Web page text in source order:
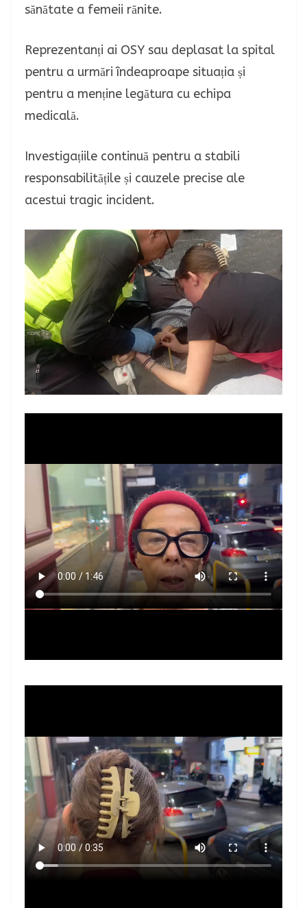
sănătate a femeii rănite.
Reprezentanți ai OSY sau deplasat la spital
pentru a urmări îndeaproape situația și
pentru a menține legătura cu echipa
medicală.
Investigațiile continuă pentru a stabili
responsabilitățile și cauzele precise ale
acestui tragic incident.